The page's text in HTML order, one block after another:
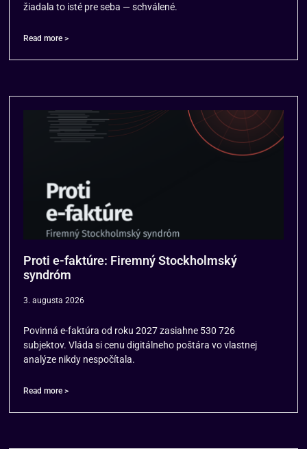
žiadala to isté pre seba — schválené.
Read more >
Proti e-faktúre: Firemný Stockholmský
syndróm
3. augusta 2026
Povinná e-faktúra od roku 2027 zasiahne 530 726
subjektov. Vláda si cenu digitálneho poštára vo vlastnej
analýze nikdy nespočítala.
Read more >